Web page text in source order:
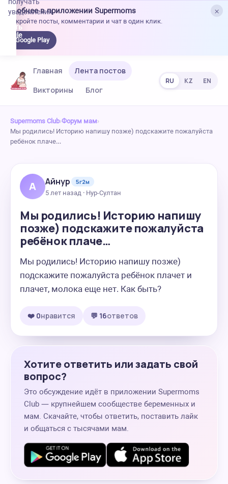
×
Удобнее в приложении Supermoms
Откройте посты, комментарии и чат в один клик.
Google Play
уведомления.
Главная
Лента постов
Викторины
Блог
RU KZ EN
Supermoms Club›Форум мам›
Мы родились! Историю напишу позже) подскажите пожалуйста
ребёнок плаче…
А Айнур
5г2м
5 лет назад · Нур-Султан
Мы родились! Историю напишу
позже) подскажите пожалуйста
ребёнок плаче…
Мы родились! Историю напишу позже)
подскажите пожалуйста ребёнок плачет и
плачет, молока еще нет. Как быть?
❤️ 0нравится 💬 16ответов
Хотите ответить или задать свой
вопрос?
Это обсуждение идёт в приложении Supermoms
Club — крупнейшем сообществе беременных и
мам. Скачайте, чтобы ответить, поставить лайк
и общаться с тысячами мам.